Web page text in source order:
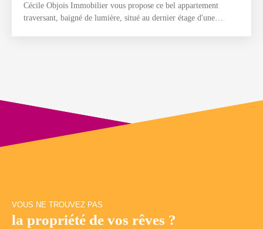
Cécile Objois Immobilier vous propose ce bel appartement
traversant, baigné de lumière, situé au dernier étage d'une
cave viennent compléter ce bien. Vous apprécierez son
emplacement privilégié, à quelques minutes à pied des
transports, des écoles et des commerces, tout en profitant de la
proximité immédiate des bords de Marne et de la plage de
VOUS NE TROUVEZ PAS
la propriété de vos rêves ?